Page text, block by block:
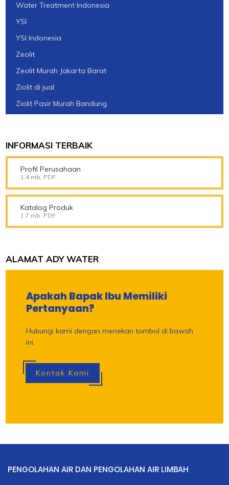
Water Treatment Indonesia
YSI
YSI Indonesia
Zeolit
Zeolit Murah Jakarta Barat
Ziolit di jual
Ziolit Pasir Murah Bandung
INFORMASI TERBAIK
Profil Perusahaan
1.4 mb, PDF
Katalog Produk
1.7 mb, PDF
ALAMAT ADY WATER
Apakah Bapak Ibu Memiliki
Pertanyaan?
Hubungi kami dengan menekan tombol di bawah
ini.
Kontak Kami
PENGOLAHAN AIR DAN PENGOLAHAN AIR LIMBAH